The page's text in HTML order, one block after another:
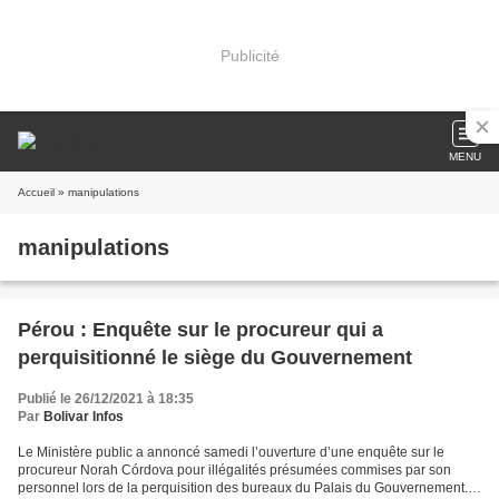
Publicité
MENU
Accueil » manipulations
manipulations
Pérou : Enquête sur le procureur qui a
perquisitionné le siège du Gouvernement
Publié le 26/12/2021 à 18:35
Par Bolivar Infos
Le Ministère public a annoncé samedi l’ouverture d’une enquête sur le
procureur Norah Córdova pour illégalités présumées commises par son
personnel lors de la perquisition des bureaux du Palais du Gouvernement.